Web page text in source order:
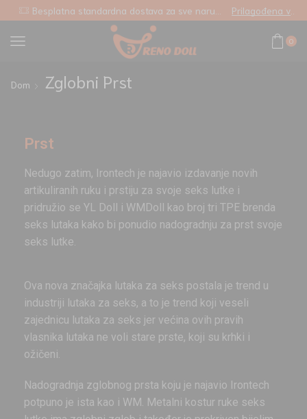
Besplatna standardna dostava za sve narudžbe Prilagođena veza
0
Dom Zglobni Prst
Prst
Nedugo zatim, Irontech je najavio izdavanje novih
artikuliranih ruku i prstiju za svoje seks lutke i
pridružio se YL Doll i WMDoll kao broj tri TPE brenda
seks lutaka kako bi ponudio nadogradnju za prst svoje
seks lutke.
Ova nova značajka lutaka za seks postala je trend u
industriji lutaka za seks, a to je trend koji veseli
zajednicu lutaka za seks jer većina ovih pravih
vlasnika lutaka ne voli stare prste, koji su krhki i
ožičeni.
Nadogradnja zglobnog prsta koju je najavio Irontech
potpuno je ista kao i WM. Metalni kostur ruke seks